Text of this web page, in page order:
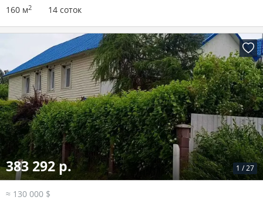
160 м2 14 соток
1 /27
383 292 р.
≈ 130 000 $